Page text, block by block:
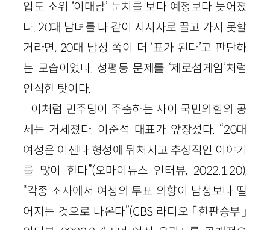
입도 소위 ‘이대남’ 눈치를 보다 예정보다 늦어졌
다. 20대 남녀를 다 같이 지지자로 끌고 가지 못할
거라면, 20대 남성 쪽이 더 ‘표가 된다’고 판단하
는 모습이었다. 성평등 문제를 ‘제로섬게임’처럼
인식한 탓이다.
이처럼 민주당이 주춤하는 사이 국민의힘의 공
세는 거세졌다. 이준석 대표가 앞장섰다. “20대
여성은 어젠다 형성에 뒤처지고 추상적인 이야기
를 많이 한다”(오마이뉴스 인터뷰, 2022.1.20),
“각종 조사에서 여성의 투표 의향이 남성보다 떨
어지는 것으로 나온다”(CBS 라디오 「한판승부」